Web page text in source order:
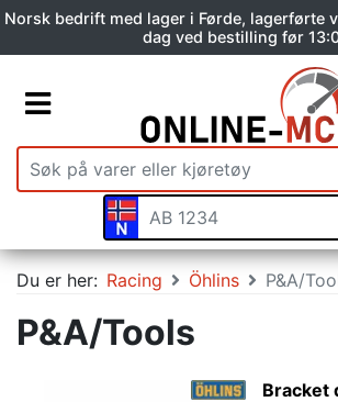
Norsk bedrift med lager i Førde, lagerførte
dag ved bestilling før
Du er her: Racing Öhlins P&A/
P&A/Tools
Bracket